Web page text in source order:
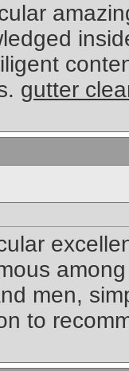
gutter
men,
to